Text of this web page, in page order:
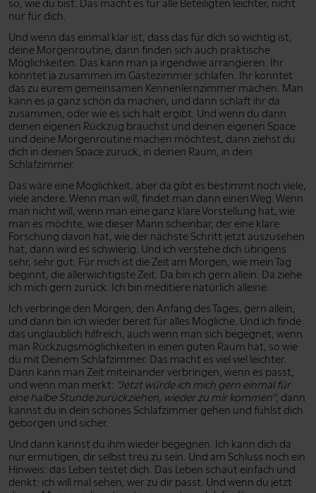
so, wie du bist. Das macht es für alle Beteiligten leichter, nicht
nur für dich.
Und wenn das einmal klar ist, dass das für dich so wichtig ist,
deine Morgenroutine, dann finden sich auch praktische
Möglichkeiten. Das kann man ja irgendwie arrangieren. Ihr
könntet ja zusammen im Gästezimmer schlafen. Ihr könntet
das zu eurem gemeinsamen Kennenlernzimmer machen. Man
kann es ja ganz schön da machen, und dann schlaft ihr da
zusammen, oder wie es sich halt ergibt. Und wenn du dann
deinen eigenen Rückzug brauchst und deinen eigenen Space
und deine Morgenroutine machen möchtest, dann ziehst du
dich in deinen Space zurück, in deinen Raum, in dein
Schlafzimmer.
Das wäre eine Möglichkeit, aber da gibt es bestimmt noch viele,
viele andere. Wenn man will, findet man dann einen Weg. Wenn
man nicht will, wenn man eine ganz klare Vorstellung hat, wie
man es möchte, wie dieser Mann scheinbar, der eine klare
Forschung davon hat, wie der nächste Schritt jetzt auszusehen
hat, dann wird es schwierig. Und ich verstehe dich übrigens
sehr, sehr gut. Für mich ist die Zeit am Morgen, wie mein Tag
beginnt, die allerwichtigste Zeit. Da bin ich gern allein. Da ziehe
ich mich gern zurück. Ich bin meditiere natürlich alleine.
Ich verbringe den Morgen, den Anfang des Tages, gern allein,
und dann bin ich wieder bereit für alles Mögliche. Und ich finde
das unglaublich hilfreich, auch wenn man sich begegnet, wenn
man Rückzugsmöglichkeiten in einen guten Raum hat, so wie
du mit Deinem Schlafzimmer. Das macht es viel viel leichter.
Dann kann man Zeit miteinander verbringen, wenn es passt,
und wenn man merkt: "Jetzt würde ich mich gern einmal für
eine halbe Stunde zurückziehen, wieder zu mir kommen", dann
kannst du in dein schönes Schlafzimmer gehen und fühlst dich
geborgen und sicher.
Und dann kannst du ihm wieder begegnen. Ich kann dich da
nur ermutigen, dir selbst treu zu sein. Und am Schluss noch ein
Hinweis: das Leben testet dich. Das Leben schaut einfach und
denkt: ich will mal sehen, wer zu dir passt. Und wenn du jetzt